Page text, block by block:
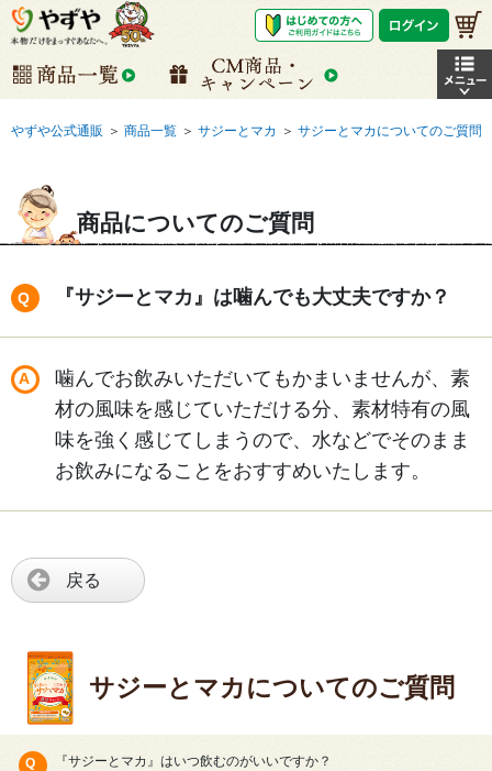
やずや公式通販 ＞ 商品一覧 ＞ サジーとマカ ＞ サジーとマカについてのご質問
商品についてのご質問
『サジーとマカ』は噛んでも大丈夫ですか？
噛んでお飲みいただいてもかまいませんが、素
材の風味を感じていただける分、素材特有の風
味を強く感じてしまうので、水などでそのまま
お飲みになることをおすすめいたします。
戻る
サジーとマカについてのご質問
『サジーとマカ』はいつ飲むのがいいですか？